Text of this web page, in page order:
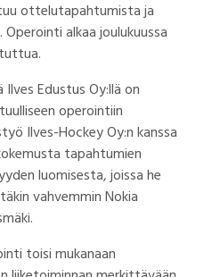
ottelutapahtumista ja
alkaa joulukuussa
Edustus Oy:llä on
operointiin
Ilves-Hockey Oy:n kanssa
tapahtumien
luomisesta, joissa he
vahvemmin Nokia
toisi mukanaan